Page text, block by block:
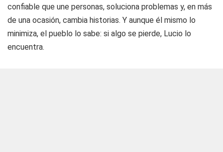
confiable que une personas, soluciona problemas y, en más
de una ocasión, cambia historias. Y aunque él mismo lo
minimiza, el pueblo lo sabe: si algo se pierde, Lucio lo
encuentra.